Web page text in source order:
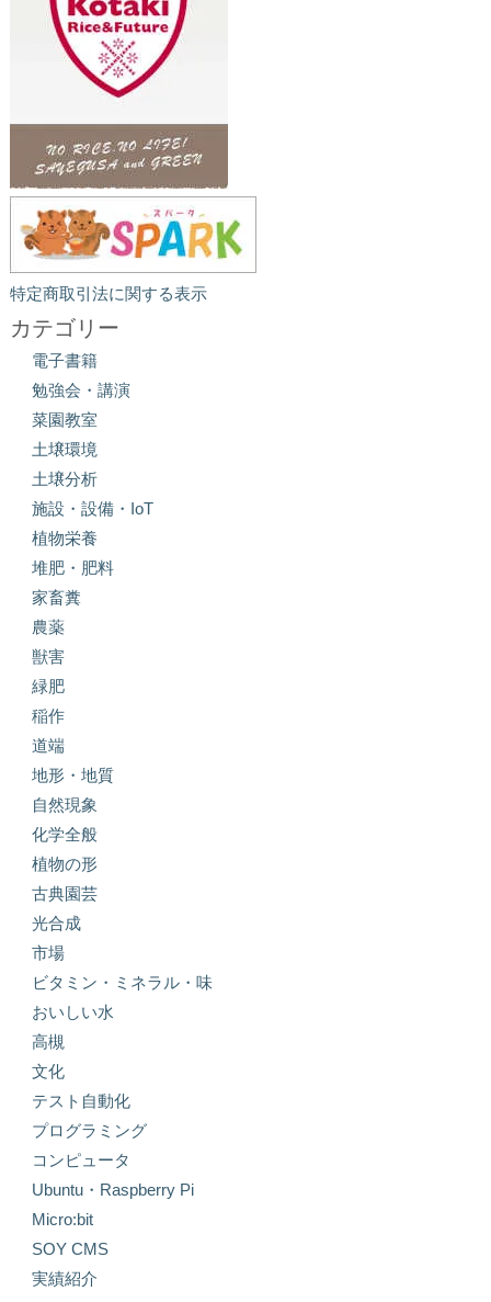
特定商取引法に関する表示
カテゴリー
電子書籍
勉強会・講演
菜園教室
土壌環境
土壌分析
施設・設備・IoT
植物栄養
堆肥・肥料
家畜糞
農薬
獣害
緑肥
稲作
道端
地形・地質
自然現象
化学全般
植物の形
古典園芸
光合成
市場
ビタミン・ミネラル・味
おいしい水
高槻
文化
テスト自動化
プログラミング
コンピュータ
Ubuntu・Raspberry Pi
Micro:bit
SOY CMS
実績紹介